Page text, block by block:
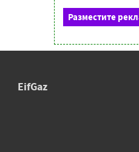
Разместите
EifGaz